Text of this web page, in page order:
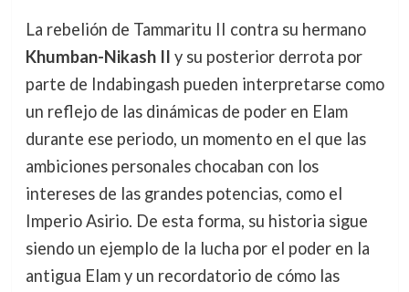
La rebelión de Tammaritu II contra su hermano
Khumban-Nikash II y su posterior derrota por
parte de Indabingash pueden interpretarse como
un reflejo de las dinámicas de poder en Elam
durante ese periodo, un momento en el que las
ambiciones personales chocaban con los
intereses de las grandes potencias, como el
Imperio Asirio. De esta forma, su historia sigue
siendo un ejemplo de la lucha por el poder en la
antigua Elam y un recordatorio de cómo las